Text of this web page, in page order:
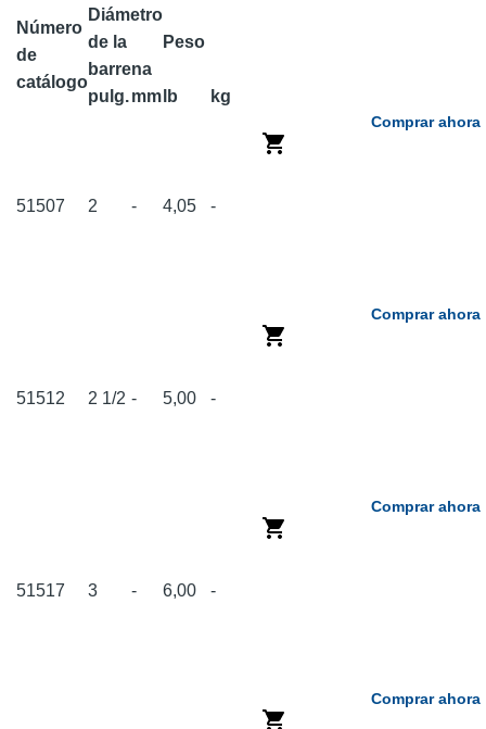
Número
de
catálogo
Diámetro
de la
barrena
Peso
pulg.mm lb kg
51507 2 - 4,05 -
Comprar ahora
51512 2 1/2 - 5,00 -
Comprar ahora
51517 3 - 6,00 -
Comprar ahora
Comprar ahora